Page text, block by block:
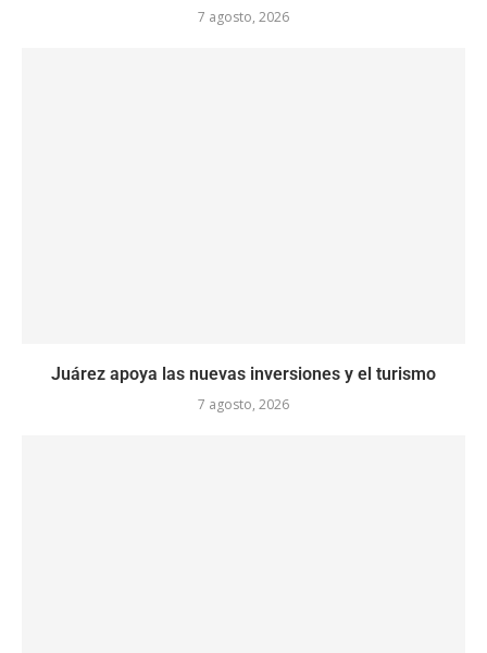
7 agosto, 2026
Juárez apoya las nuevas inversiones y el turismo
7 agosto, 2026